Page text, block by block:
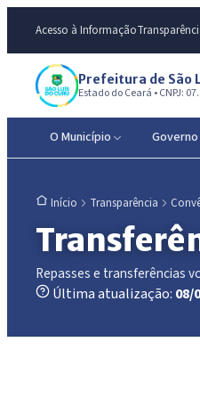
Acesso à Informação
Prefeitura de São
Estado do Ceará • CNPJ:
O Município Governo
Início Transparência
Repasses e transferências
Última atualização: 08/